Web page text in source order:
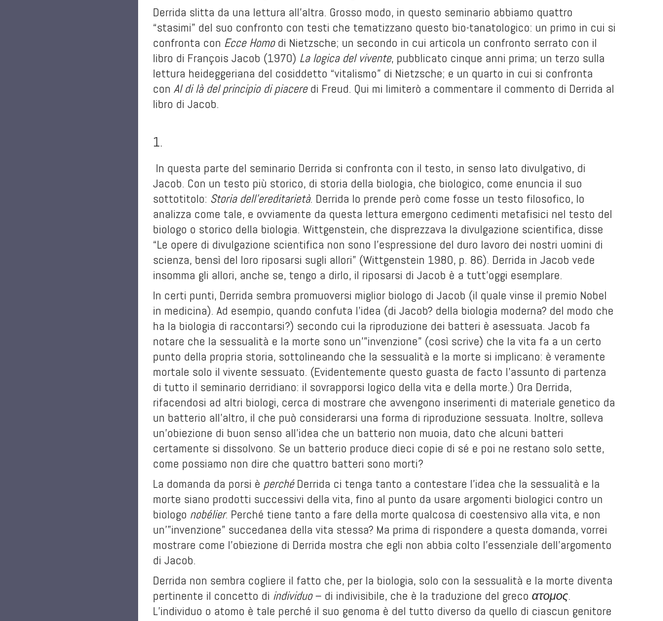
Derrida slitta da una lettura all’altra. Grosso modo, in questo seminario abbiamo quattro
“stasimi” del suo confronto con testi che tematizzano questo bio-tanatologico: un primo in cui si
confronta con Ecce Homodi Nietzsche; un secondo in cui articola un confronto serrato con il
libro di François Jacob (1970) La logica del vivente, pubblicato cinque anni prima; un terzo sulla
lettura heideggeriana del cosiddetto “vitalismo” di Nietzsche; e un quarto in cui si confronta
con Al di là del principio di piaceredi Freud. Qui mi limiterò a commentare il commento di Derrida al
libro di Jacob.
1.
In questa parte del seminario Derrida si confronta con il testo, in senso lato divulgativo, di
Jacob. Con un testo più storico, di storia della biologia, che biologico, come enuncia il suo
sottotitolo: Storia dell’ereditarietà. Derrida lo prende però come fosse un testo filosofico, lo
analizza come tale, e ovviamente da questa lettura emergono cedimenti metafisici nel testo del
biologo o storico della biologia. Wittgenstein, che disprezzava la divulgazione scientifica, disse
“Le opere di divulgazione scientifica non sono l’espressione del duro lavoro dei nostri uomini di
scienza, bensì del loro riposarsi sugli allori” (Wittgenstein 1980, p. 86). Derrida in Jacob vede
insomma gli allori, anche se, tengo a dirlo, il riposarsi di Jacob è a tutt’oggi esemplare.
In certi punti, Derrida sembra promuoversi miglior biologo di Jacob (il quale vinse il premio Nobel
in medicina). Ad esempio, quando confuta l’idea (di Jacob? della biologia moderna? del modo che
ha la biologia di raccontarsi?) secondo cui la riproduzione dei batteri è asessuata. Jacob fa
notare che la sessualità e la morte sono un’”invenzione” (così scrive) che la vita fa a un certo
punto della propria storia, sottolineando che la sessualità e la morte si implicano: è veramente
mortale solo il vivente sessuato. (Evidentemente questo guasta de facto l’assunto di partenza
di tutto il seminario derridiano: il sovrapporsi logico della vita e della morte.) Ora Derrida,
rifacendosi ad altri biologi, cerca di mostrare che avvengono inserimenti di materiale genetico da
un batterio all’altro, il che può considerarsi una forma di riproduzione sessuata. Inoltre, solleva
un’obiezione di buon senso all’idea che un batterio non muoia, dato che alcuni batteri
certamente si dissolvono. Se un batterio produce dieci copie di sé e poi ne restano solo sette,
come possiamo non dire che quattro batteri sono morti?
La domanda da porsi è perchéDerrida ci tenga tanto a contestare l’idea che la sessualità e la
morte siano prodotti successivi della vita, fino al punto da usare argomenti biologici contro un
biologo nobélier. Perché tiene tanto a fare della morte qualcosa di coestensivo alla vita, e non
un’”invenzione” succedanea della vita stessa? Ma prima di rispondere a questa domanda, vorrei
mostrare come l’obiezione di Derrida mostra che egli non abbia colto l’essenziale dell’argomento
di Jacob.
Derrida non sembra cogliere il fatto che, per la biologia, solo con la sessualità e la morte diventa
pertinente il concetto di individuo– di indivisibile, che è la traduzione del greco ατομος.
L’individuo o atomo è tale perché il suo genoma è del tutto diverso da quello di ciascun genitore